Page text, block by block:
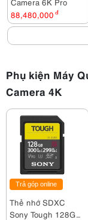
88,480,000 đ
Phụ kiện Máy
Camera 4K
Trả góp online
Thẻ nhớ SDXC
Sony Tough 128GB